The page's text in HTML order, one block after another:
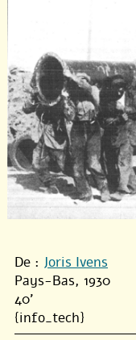
De : Joris Ivens
Pays-Bas, 1930
40'
{info_tech}